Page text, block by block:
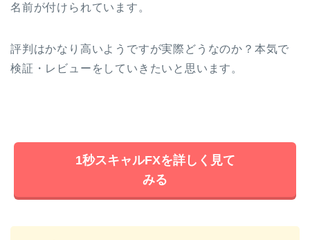
名前が付けられています。
評判はかなり高いようですが実際どうなのか？本気で
検証・レビューをしていきたいと思います。
1秒スキャルFXを詳しく見て
みる